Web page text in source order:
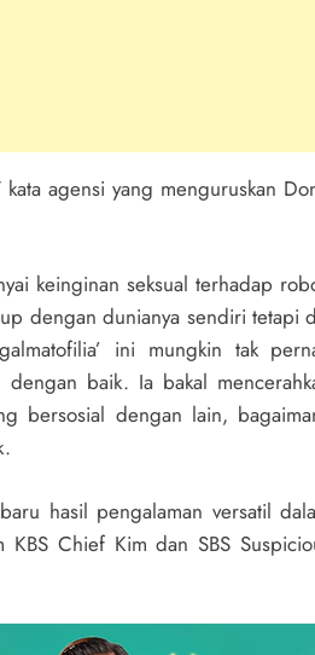
agensi yang menguruskan
keinginan seksual terhadap
dengan dunianya sendiri tetapi
ini mungkin tak
baik. Ia bakal
bersosial dengan lain,
hasil pengalaman versatil
KBS Chief Kim dan SBS